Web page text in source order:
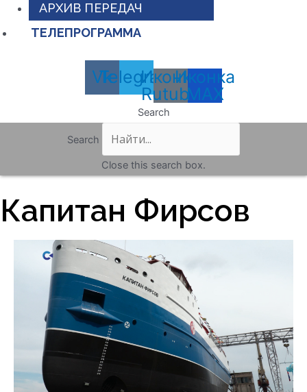
АРХИВ ПЕРЕДАЧ
ТЕЛЕПРОГРАММА
Vk
Telegram
Иконка
Rutube
Иконка
MAX
Search
Search
Close this search box.
Капитан Фирсов